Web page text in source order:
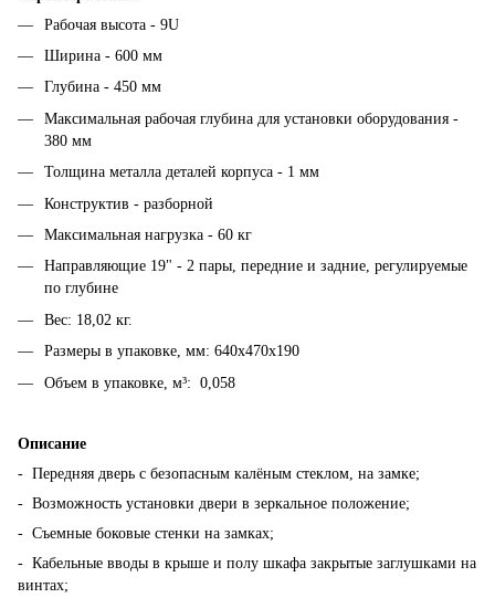
Рабочая высота - 9U
Ширина - 600 мм
Глубина - 450 мм
Максимальная рабочая глубина для установки оборудования -
380 мм
Толщина металла деталей корпуса - 1 мм
Конструктив - разборной
Максимальная нагрузка - 60 кг
Направляющие 19" - 2 пары, передние и задние, регулируемые
по глубине
Вес: 18,02 кг.
Размеры в упаковке, мм: 640х470х190
Объем в упаковке, м³: 0,058
Описание
- Передняя дверь с безопасным калёным стеклом, на замке;
- Возможность установки двери в зеркальное положение;
- Съемные боковые стенки на замках;
- Кабельные вводы в крыше и полу шкафа закрытые заглушками на
винтах;